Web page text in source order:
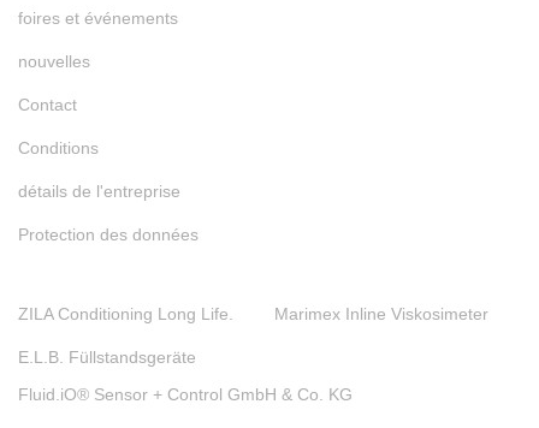
foires et événements
nouvelles
Contact
Conditions
détails de l'entreprise
Protection des données
ZILA Conditioning Long Life. Marimex Inline Viskosimeter
E.L.B. Füllstandsgeräte
Fluid.iO® Sensor + Control GmbH & Co. KG